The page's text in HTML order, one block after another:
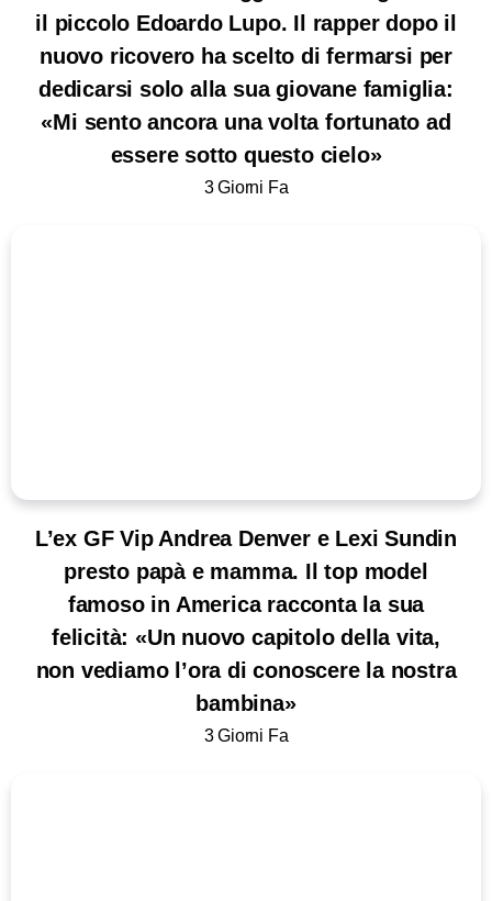
il piccolo Edoardo Lupo. Il rapper dopo il
nuovo ricovero ha scelto di fermarsi per
dedicarsi solo alla sua giovane famiglia:
«Mi sento ancora una volta fortunato ad
essere sotto questo cielo»
3 Giorni Fa
L’ex GF Vip Andrea Denver e Lexi Sundin
presto papà e mamma. Il top model
famoso in America racconta la sua
felicità: «Un nuovo capitolo della vita,
non vediamo l’ora di conoscere la nostra
bambina»
3 Giorni Fa